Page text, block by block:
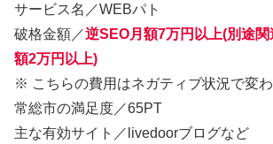
サービス名／WEBパト
破格金額／逆SEO月額7万円以上(別途関
額2万円以上)
※ こちらの費用はネガティブ状況で変
常総市の満足度／65PT
主な有効サイト／livedoorブログなど